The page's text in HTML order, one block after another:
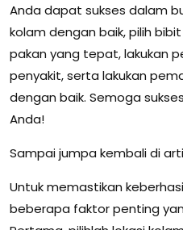
Anda dapat sukses dalam
kolam dengan baik, pilih
pakan yang tepat, lakukan
penyakit, serta lakukan
dengan baik. Semoga
Anda!
Sampai jumpa kembali di
Untuk memastikan
beberapa faktor penting